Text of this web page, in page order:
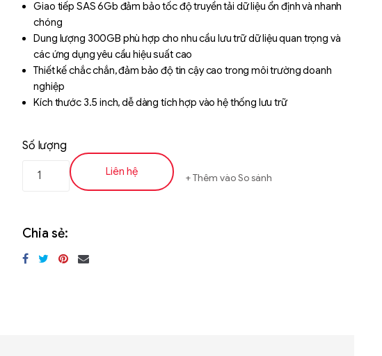
đánh giá
Giao tiếp SAS 6Gb đảm bảo tốc độ truyền tải dữ liệu ổn định và nhanh
chóng
Dung lượng 300GB phù hợp cho nhu cầu lưu trữ dữ liệu quan trọng và
các ứng dụng yêu cầu hiệu suất cao
Thiết kế chắc chắn, đảm bảo độ tin cậy cao trong môi trường doanh
nghiệp
Kích thước 3.5 inch, dễ dàng tích hợp vào hệ thống lưu trữ
Số lượng
Liên hệ Thêm vào So sánh
Chia sẻ:
R182-Z90